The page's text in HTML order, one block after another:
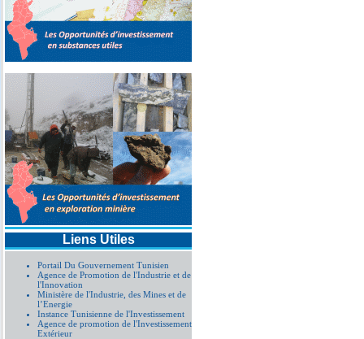
Liens Utiles
Portail Du Gouvernement Tunisien
Agence de Promotion de l'Industrie et de
l'Innovation
Ministère de l'Industrie, des Mines et de
l’Energie
Instance Tunisienne de l'Investissement
Agence de promotion de l'Investissement
Extérieur